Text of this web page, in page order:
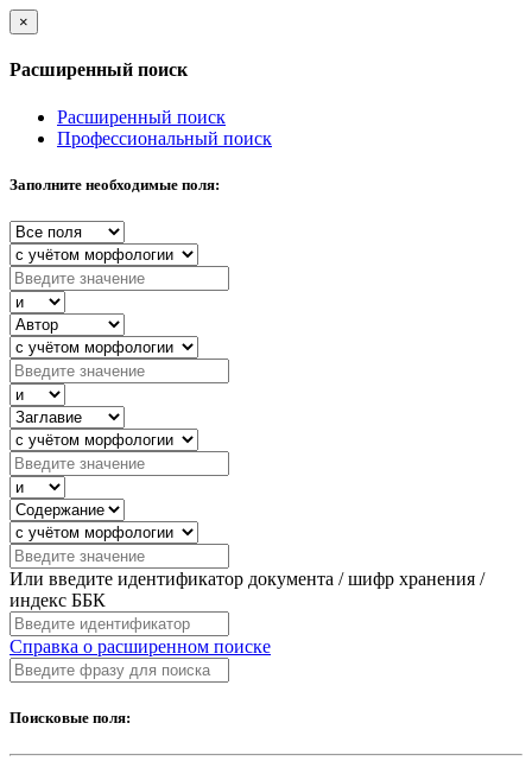
×
Расширенный поиск
Расширенный поиск
Профессиональный поиск
Заполните необходимые поля:
Или введите идентификатор документа / шифр хранения /
индекс ББК
Справка о расширенном поиске
Поисковые поля: